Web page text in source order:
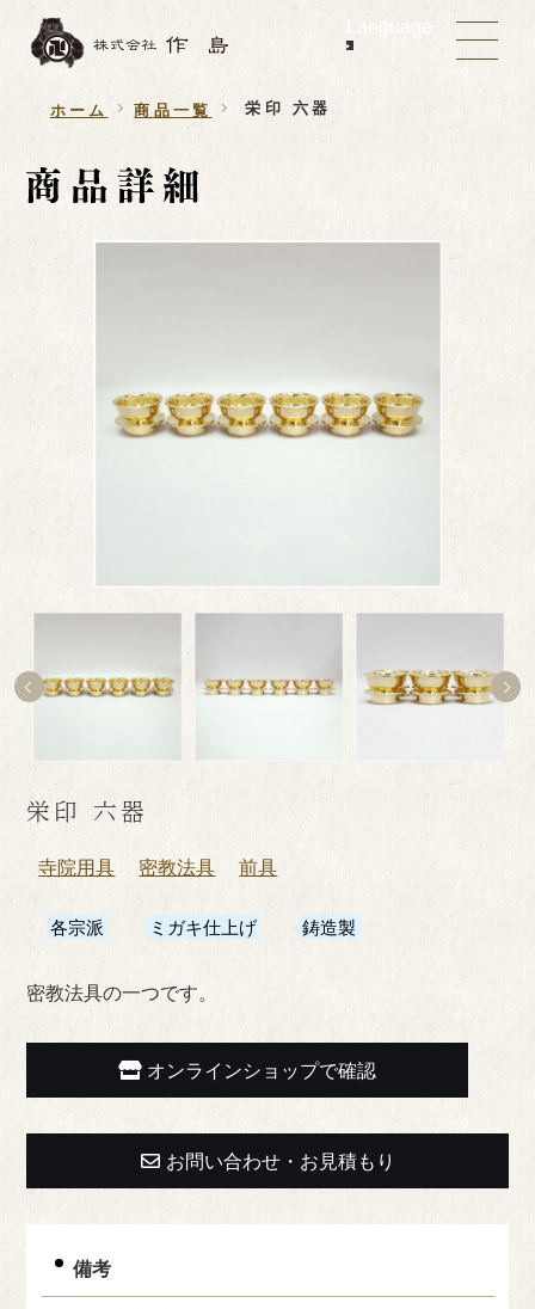
Language
ホーム 商品一覧 栄印 六器
栄印 六器
寺院用具 密教法具 前具
各宗派 ミガキ仕上げ 鋳造製
密教法具の一つです。
オンラインショップで確認
お問い合わせ・お見積もり
備考